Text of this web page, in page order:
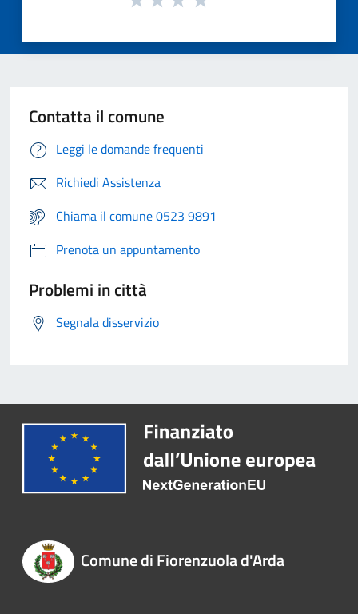
Contatta il comune
Leggi le domande frequenti
Richiedi Assistenza
Chiama il comune 0523 9891
Prenota un appuntamento
Problemi in città
Segnala disservizio
Comune di Fiorenzuola d'Arda